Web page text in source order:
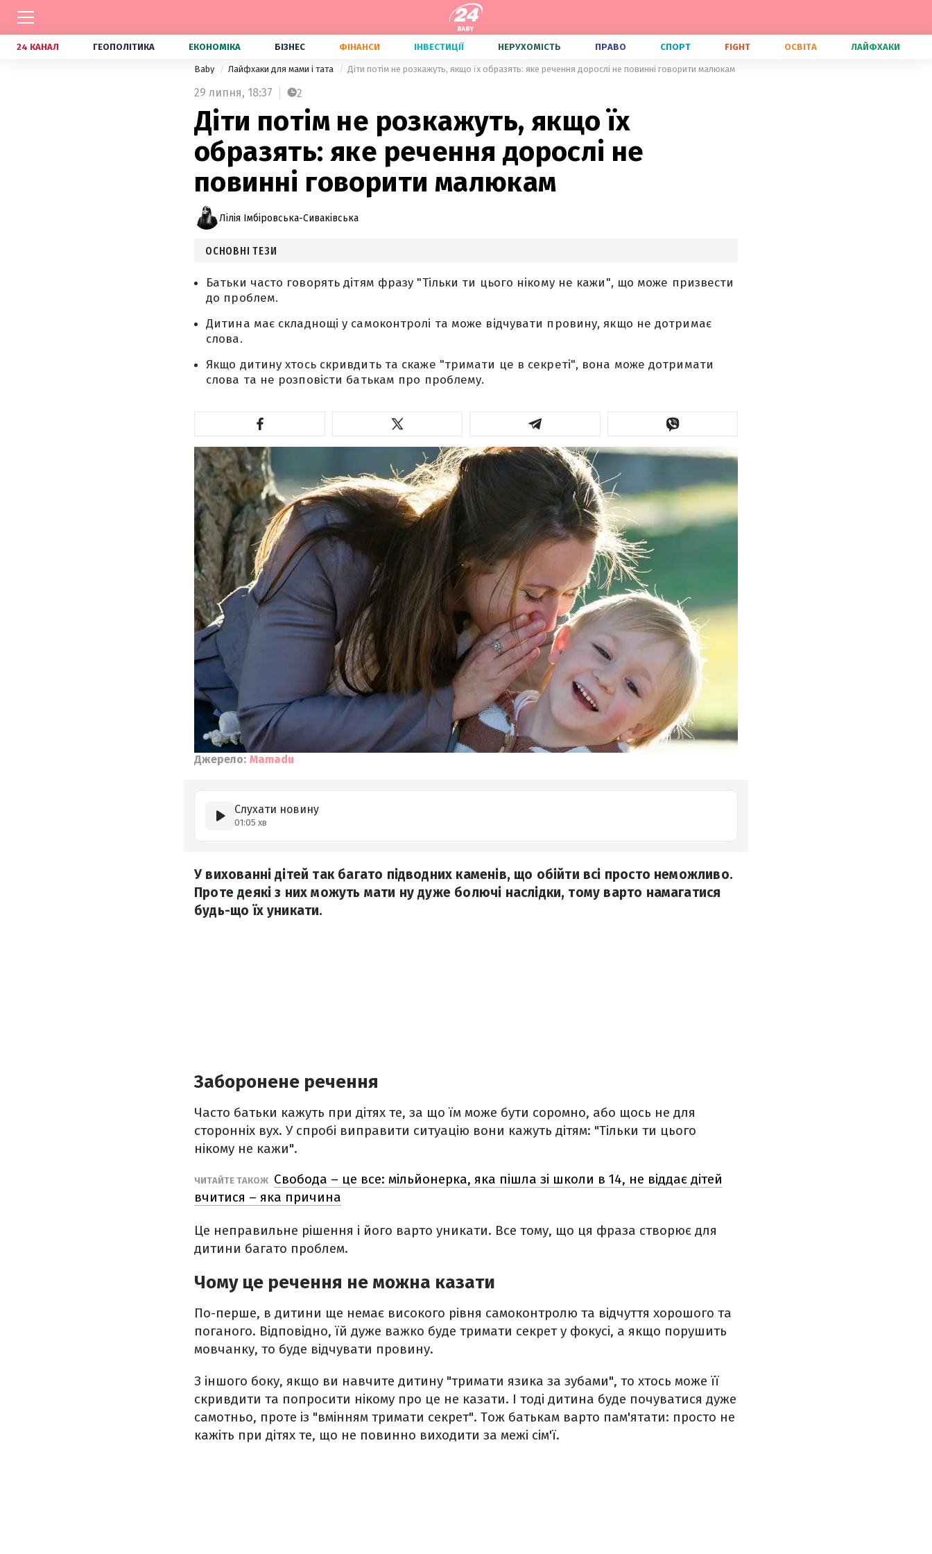
24 КАНАЛ ГЕОПОЛІТИКА ЕКОНОМІКА БІЗНЕС ФІНАНСИ ІНВЕСТИЦІЇ НЕРУХОМІСТЬ ПРАВО СПОРТ FIGHT ОСВІТА ЛАЙФХАКИ
Baby Лайфхаки для мами і тата Діти потім не розкажуть, якщо їх образять: яке речення дорослі не повинні говорити малюкам
29 липня, 18:37 2
Діти потім не розкажуть, якщо їх
образять: яке речення дорослі не
повинні говорити малюкам
Лілія Імбіровська-Сиваківська
ОСНОВНІ ТЕЗИ
Батьки часто говорять дітям фразу "Тільки ти цього нікому не кажи", що може призвести
до проблем.
Дитина має складнощі у самоконтролі та може відчувати провину, якщо не дотримає
слова.
Якщо дитину хтось скривдить та скаже "тримати це в секреті", вона може дотримати
слова та не розповісти батькам про проблему.
Джерело: Mamadu
Слухати новину
01:05 хв
У вихованні дітей так багато підводних каменів, що обійти всі просто неможливо.
Проте деякі з них можуть мати ну дуже болючі наслідки, тому варто намагатися
будь-що їх уникати.
Заборонене речення
Часто батьки кажуть при дітях те, за що їм може бути соромно, або щось не для
сторонніх вух. У спробі виправити ситуацію вони кажуть дітям: "Тільки ти цього
нікому не кажи".
ЧИТАЙТЕ ТАКОЖ Свобода – це все: мільйонерка, яка пішла зі школи в 14, не віддає дітей
вчитися – яка причина
Це неправильне рішення і його варто уникати. Все тому, що ця фраза створює для
дитини багато проблем.
Чому це речення не можна казати
По-перше, в дитини ще немає високого рівня самоконтролю та відчуття хорошого та
поганого. Відповідно, їй дуже важко буде тримати секрет у фокусі, а якщо порушить
мовчанку, то буде відчувати провину.
З іншого боку, якщо ви навчите дитину "тримати язика за зубами", то хтось може її
скривдити та попросити нікому про це не казати. І тоді дитина буде почуватися дуже
самотньо, проте із "вмінням тримати секрет". Тож батькам варто пам'ятати: просто не
кажіть при дітях те, що не повинно виходити за межі сім'ї.